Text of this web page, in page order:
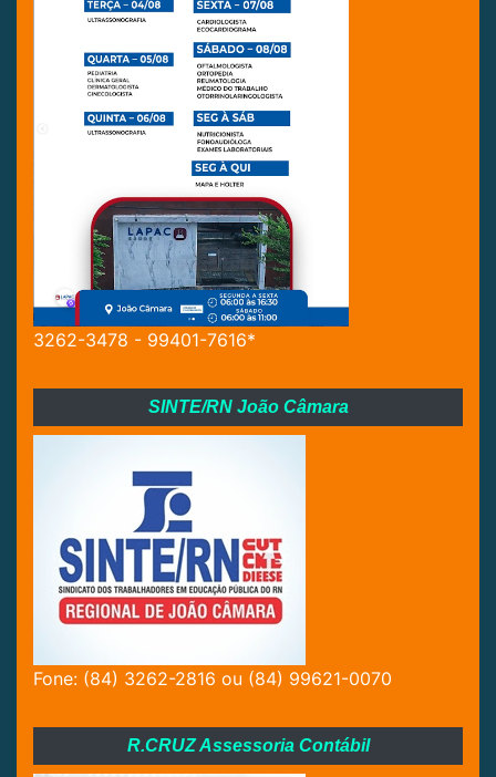
3262-3478 - 99401-7616*
SINTE/RN João Câmara
Fone: (84) 3262-2816 ou (84) 99621-0070
R.CRUZ Assessoria Contábil